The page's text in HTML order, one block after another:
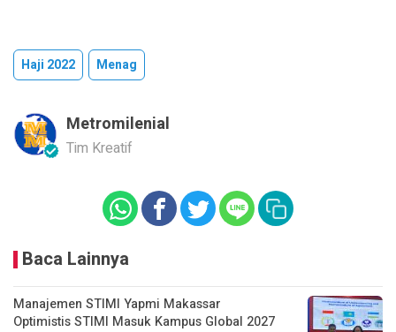
Haji 2022 Menag
Metromilenial
Tim Kreatif
Baca Lainnya
Manajemen STIMI Yapmi Makassar
Optimistis STIMI Masuk Kampus Global 2027